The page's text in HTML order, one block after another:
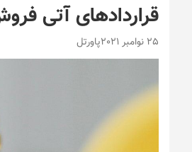
قراردادهای آتی
25 نوامبر 2021 پاورتل